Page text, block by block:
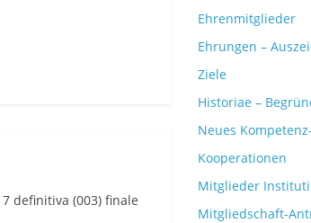
definitiva (003) finale
Ehrenmitglieder
Ehrungen –
Ziele
Historiae –
Neues
Kooperationen
Mitglieder
Mitgliedschaft-